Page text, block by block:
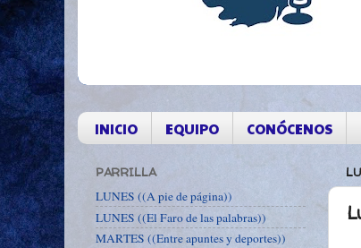
INICIO EQUIPO CONÓCENOS
PARRILLA
LUNES ((A pie de página))
LUNES ((El Faro de las palabras))
MARTES ((Entre apuntes y deportes))